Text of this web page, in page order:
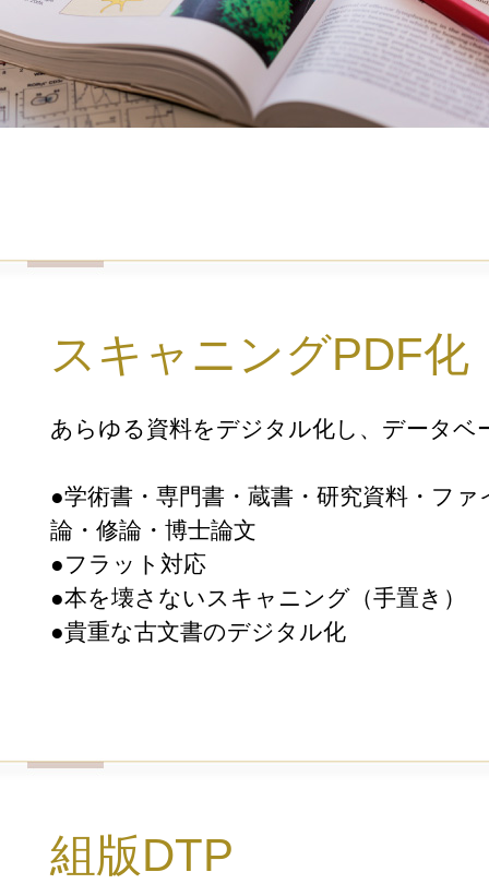
スキャニングPDF化
あらゆる資料をデジタル化し、データベ
●学術書・専門書・蔵書・研究資料・ファ
論・修論・博士論文
●フラット対応
●本を壊さないスキャニング（手置き）
●貴重な古文書のデジタル化
組版DTP